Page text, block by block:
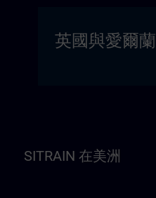
英國與愛爾蘭
SITRAIN 在美洲